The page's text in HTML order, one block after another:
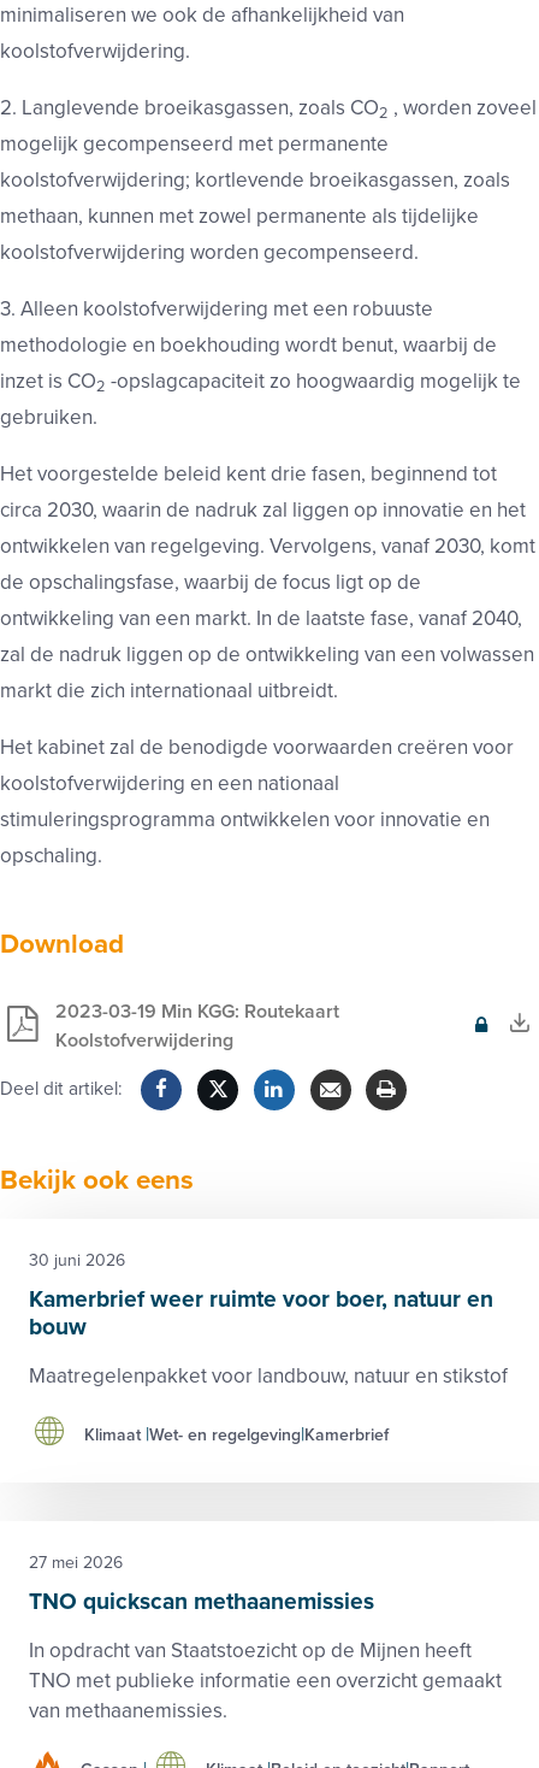
minimaliseren we ook de afhankelijkheid van
koolstofverwijdering.
2. Langlevende broeikasgassen, zoals CO2 , worden zoveel
mogelijk gecompenseerd met permanente
koolstofverwijdering; kortlevende broeikasgassen, zoals
methaan, kunnen met zowel permanente als tijdelijke
koolstofverwijdering worden gecompenseerd.
3. Alleen koolstofverwijdering met een robuuste
methodologie en boekhouding wordt benut, waarbij de
inzet is CO2 -opslagcapaciteit zo hoogwaardig mogelijk te
gebruiken.
Het voorgestelde beleid kent drie fasen, beginnend tot
circa 2030, waarin de nadruk zal liggen op innovatie en het
ontwikkelen van regelgeving. Vervolgens, vanaf 2030, komt
de opschalingsfase, waarbij de focus ligt op de
ontwikkeling van een markt. In de laatste fase, vanaf 2040,
zal de nadruk liggen op de ontwikkeling van een volwassen
markt die zich internationaal uitbreidt.
Het kabinet zal de benodigde voorwaarden creëren voor
koolstofverwijdering en een nationaal
stimuleringsprogramma ontwikkelen voor innovatie en
opschaling.
Download
2023-03-19 Min KGG: Routekaart
Koolstofverwijdering
Exclusief
leden
Deel dit artikel:
Bekijk ook eens
Kamerbrief weer ruimte voor boer, natuur en
bouw
Maatregelenpakket voor landbouw, natuur en stikstof
30 juni 2026
Klimaat Wet- en regelgeving Kamerbrief
TNO quickscan methaanemissies
In opdracht van Staatstoezicht op de Mijnen heeft
TNO met publieke informatie een overzicht gemaakt
van methaanemissies.
27 mei 2026